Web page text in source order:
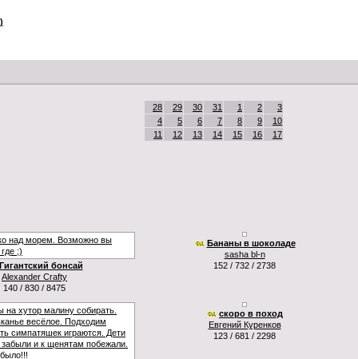
28 29 30 31 1 2
3
4
5 6 7 8 9
10
11
12 13 14 15 16 17
Гигантский бонсай
Alexander Crafty
140 / 830 / 8475
Бананы в шоколаде
sasha bl-n
152 / 732 / 2738
скоро в поход
Евгений Куренков
123 / 681 / 2298